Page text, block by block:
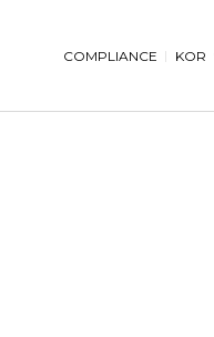
COMPLIANCE
KOR